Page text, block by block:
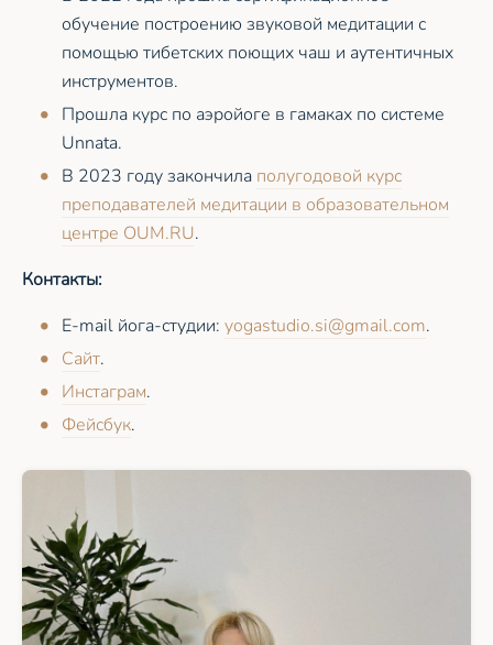
обучение построению звуковой медитации с
помощью тибетских поющих чаш и аутентичных
инструментов.
Прошла курс по аэройоге в гамаках по системе
Unnata.
В 2023 году закончила полугодовой курс
преподавателей медитации в образовательном
центре OUM.RU.
Контакты:
E-mail йога-студии: yogastudio.si@gmail.com.
Сайт.
Инстаграм.
Фейсбук.